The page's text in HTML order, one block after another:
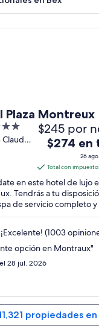
Plaza Montreux
Claude
$245 por
El
es
de
$274
en
total
por
noche
del
al
27
ago
$274 en
26
Total con
en este hotel de lujo
Tendrás a tu
de servicio completo y
lounges. Nuestros
¡Excelente! (1003
opción en Montraux"
28 jul. 2026
Montreux
propiedades